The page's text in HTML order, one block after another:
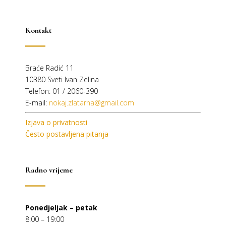
Kontakt
Braće Radić 11
10380 Sveti Ivan Zelina
Telefon: 01 / 2060-390
E-mail: nokaj.zlatarna@gmail.com
Izjava o privatnosti
Često postavljena pitanja
Radno vrijeme
Ponedjeljak – petak
8:00 – 19:00